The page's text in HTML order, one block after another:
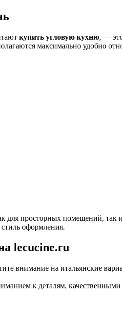
купить угловую кухню, —
максимально удобно
для просторных помещений,
оформления.
lecucine.ru
внимание на итальянские
к деталям,